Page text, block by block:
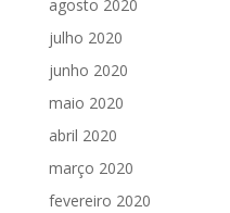
agosto 2020
julho 2020
junho 2020
maio 2020
abril 2020
março 2020
fevereiro 2020